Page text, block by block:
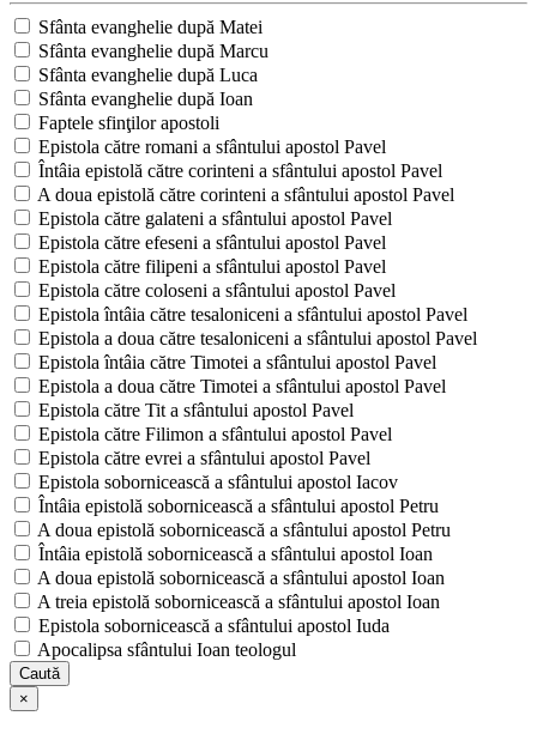
Sfânta evanghelie după Matei
Sfânta evanghelie după Marcu
Sfânta evanghelie după Luca
Sfânta evanghelie după Ioan
Faptele sfinţilor apostoli
Epistola către romani a sfântului apostol Pavel
Întâia epistolă către corinteni a sfântului apostol Pavel
A doua epistolă către corinteni a sfântului apostol Pavel
Epistola către galateni a sfântului apostol Pavel
Epistola către efeseni a sfântului apostol Pavel
Epistola către filipeni a sfântului apostol Pavel
Epistola către coloseni a sfântului apostol Pavel
Epistola întâia către tesaloniceni a sfântului apostol Pavel
Epistola a doua către tesaloniceni a sfântului apostol Pavel
Epistola întâia către Timotei a sfântului apostol Pavel
Epistola a doua către Timotei a sfântului apostol Pavel
Epistola către Tit a sfântului apostol Pavel
Epistola către Filimon a sfântului apostol Pavel
Epistola către evrei a sfântului apostol Pavel
Epistola sobornicească a sfântului apostol Iacov
Întâia epistolă sobornicească a sfântului apostol Petru
A doua epistolă sobornicească a sfântului apostol Petru
Întâia epistolă sobornicească a sfântului apostol Ioan
A doua epistolă sobornicească a sfântului apostol Ioan
A treia epistolă sobornicească a sfântului apostol Ioan
Epistola sobornicească a sfântului apostol Iuda
Apocalipsa sfântului Ioan teologul
Caută
×